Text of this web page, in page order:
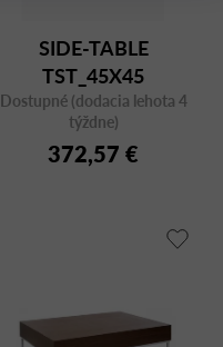
SIDE-TABLE
TST_45X45
Dostupné (dodacia lehota 4
týždne)
372,57 €